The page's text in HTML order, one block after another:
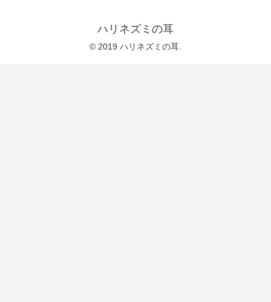
ハリネズミの耳
© 2019 ハリネズミの耳.